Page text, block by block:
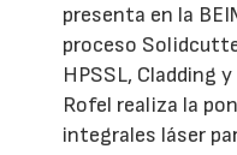
presenta en la
proceso
HPSSL, Cladding
Rofel realiza la
integrales láser